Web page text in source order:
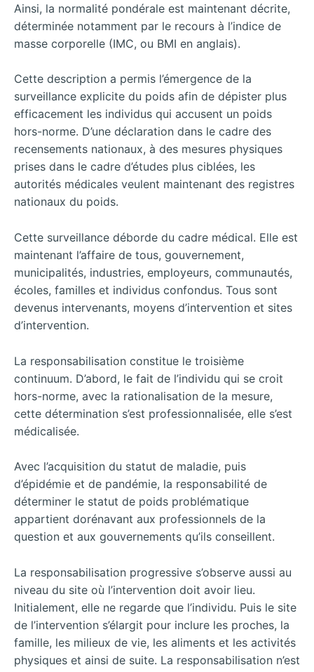
Ainsi, la normalité pondérale est maintenant décrite,
déterminée notamment par le recours à l’indice de
masse corporelle (IMC, ou BMI en anglais).
Cette description a permis l’émergence de la
surveillance explicite du poids afin de dépister plus
efficacement les individus qui accusent un poids
hors-norme. D’une déclaration dans le cadre des
recensements nationaux, à des mesures physiques
prises dans le cadre d’études plus ciblées, les
autorités médicales veulent maintenant des registres
nationaux du poids.
Cette surveillance déborde du cadre médical. Elle est
maintenant l’affaire de tous, gouvernement,
municipalités, industries, employeurs, communautés,
écoles, familles et individus confondus. Tous sont
devenus intervenants, moyens d’intervention et sites
d’intervention.
La responsabilisation constitue le troisième
continuum. D’abord, le fait de l’individu qui se croit
hors-norme, avec la rationalisation de la mesure,
cette détermination s’est professionnalisée, elle s’est
médicalisée.
Avec l’acquisition du statut de maladie, puis
d’épidémie et de pandémie, la responsabilité de
déterminer le statut de poids problématique
appartient dorénavant aux professionnels de la
question et aux gouvernements qu’ils conseillent.
La responsabilisation progressive s’observe aussi au
niveau du site où l’intervention doit avoir lieu.
Initialement, elle ne regarde que l’individu. Puis le site
de l’intervention s’élargit pour inclure les proches, la
famille, les milieux de vie, les aliments et les activités
physiques et ainsi de suite. La responsabilisation n’est